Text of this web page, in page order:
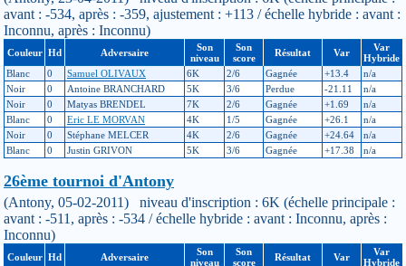
avant : -534, après : -359, ajustement : +113 / échelle hybride : avant :
Inconnu, après : Inconnu)
Couleur Hd Adversaire
Son
niveau
Son
score
Résultat Var
Var
Hybride
Blanc
0 Samuel OLIVAUX 6K 2/6 Gagnée +13.4
n/a
Noir
0 Antoine BRANCHARD 5K 3/6 Perdue -21.11
n/a
Noir
0 Matyas BRENDEL 7K 2/6 Gagnée +1.69
n/a
Blanc
0 Eric LE MORVAN 4K 1/5 Gagnée +26.1
n/a
Noir
0 Stéphane MELCER 4K 2/6 Gagnée +24.64
n/a
Blanc
0 Justin GRIVON 5K 3/6 Gagnée +17.38 n/a
26ème tournoi d'Antony
(Antony, 05-02-2011) niveau d'inscription : 6K (échelle principale :
avant : -511, après : -534 / échelle hybride : avant : Inconnu, après :
Inconnu)
Couleur Hd Adversaire
Son
niveau
Son
score
Résultat Var
Var
Hybride